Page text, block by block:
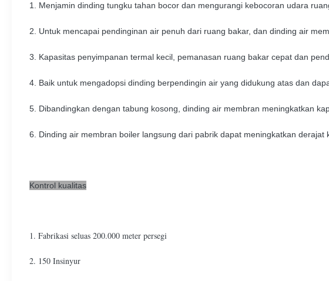
1. Menjamin dinding tungku tahan bocor dan mengurangi kebocoran udara
2. Untuk mencapai pendinginan air penuh dari ruang bakar, dan dinding air
3. Kapasitas penyimpanan termal kecil, pemanasan ruang bakar cepat dan
4. Baik untuk mengadopsi dinding berpendingin air yang didukung atas dan
5. Dibandingkan dengan tabung kosong, dinding air membran meningkatkan
6. Dinding air membran boiler langsung dari pabrik dapat meningkatkan
Kontrol kualitas
1. Fabrikasi seluas 200.000 meter persegi
2. 150 Insinyur